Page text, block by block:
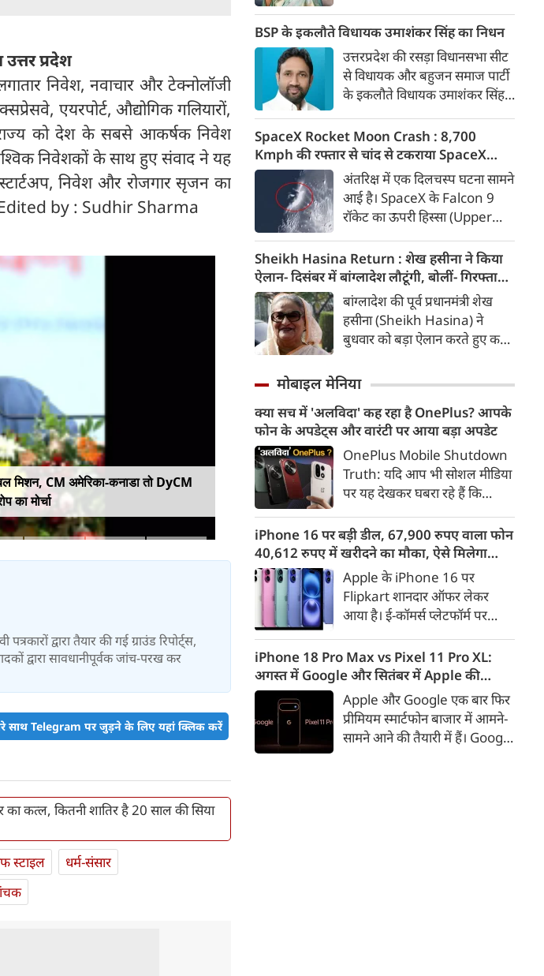
प्रदेश
निवेश, नवाचार और टेक्नोलॉजी
एयरपोर्ट, औद्योगिक गलियारों,
को देश के सबसे आकर्षक निवेश
निवेशकों के साथ हुए संवाद ने यह
निवेश और रोजगार सृजन का
Edited by : Sudhir Sharma
मिशन, CM अमेरिका-कनाडा तो DyCM
का मोर्चा
द्वारा तैयार की गई ग्राउंड रिपोर्ट्स,
द्वारा सावधानीपूर्वक जांच-परख कर
साथ Telegram पर जुड़ने के लिए यहां क्लिक करें
कत्‍ल, कितनी शातिर है 20 साल की सिया
स्‍टाइल
धर्म-संसार
फाल्कन 9। बांग्लादेश लौटेंगी शेख
हसीना। मध्य प्रदेश में महंगा हुआ बस
का सफर। अमेरिकी राष्‍ट्रपति डोनाल्ड
ट्रंप के हेलीकॉप्टर संचालन में चूक हो
गई। 6 अगस्त की बड़ी खबरें :
BSP के इकलौते विधायक उमाशंकर सिंह का निधन
उत्तरप्रदेश की रसड़ा विधानसभा सीट
से विधायक और बहुजन समाज पार्टी
के इकलौते विधायक उमाशंकर सिंह
की रसड़ा विधानसभा सीट से विधायक
थे। उमाशंकर सिंह पिछले कुछ समय
से गंभीर बीमारी से पीड़ित थे।
SpaceX Rocket Moon Crash : 8,700
Kmph की रफ्तार से चांद से टकराया SpaceX
रॉकेट का हिस्सा, वैज्ञानिकों ने टेलीस्कोप से रखी
नजर, देखें Video
अंतरिक्ष में एक दिलचस्प घटना सामने
आई है। SpaceX के Falcon 9
रॉकेट का ऊपरी हिस्सा (Upper
है। वैज्ञानिकों के अनुमान के मुताबिक,
यह टक्कर करीब 8,700 किलोमीटर
प्रति घंटे की रफ्तार से हुई।
Sheikh Hasina Return : शेख हसीना ने किया
ऐलान- दिसंबर में बांग्लादेश लौटूंगी, बोलीं- गिरफ्तारी
या मौत का भी डर नहीं, भारत ने कार्यक्रम से क्यों
बनाई दूरी
बांग्लादेश की पूर्व प्रधानमंत्री शेख
हसीना (Sheikh Hasina) ने
बुधवार को बड़ा ऐलान करते हुए कहा
लौटना चाहती हैं। नई दिल्ली से अपने
हसीना ने कहा कि उन्हें पता है कि
वापसी पर गिरफ्तारी, जेल या जान
को खतरा हो सकता है, लेकिन वह इन
आशंकाओं के कारण अपने लोगों से
दूर नहीं रह सकतीं।
मोबाइल मेनिया
क्या सच में 'अलविदा' कह रहा है OnePlus? आपके
फोन के अपडेट्स और वारंटी पर आया बड़ा अपडेट
OnePlus Mobile Shutdown
Truth: यदि आप भी सोशल मीडिया
पर यह देखकर घबरा रहे हैं कि
तो थोड़ा ठहरिए! टेक वर्ल्ड में किसी
समय 'फ्लैगशिप किलर' के नाम से
मशहूर इस ब्रांड को लेकर इंटरनेट पर
लगातार कयासबाजी का दौर जारी है।
iPhone 16 पर बड़ी डील, 67,900 रुपए वाला फोन
40,612 रुपए में खरीदने का मौका, ऐसे मिलेगा
डिस्काउंट
Apple के iPhone 16 पर
Flipkart शानदार ऑफर लेकर
आया है। ई-कॉमर्स प्लेटफॉर्म पर
कीमत सीधे डिस्काउंट के बाद
67,900 रुपए हो गई है। वहीं, अगर
ग्राहक एक्सचेंज ऑफर और चुनिंदा
बैंक कार्ड के डिस्काउंट का फायदा
उठाते हैं, तो इस फोन को प्रभावी तौर
पर सिर्फ 40,612 रुप में खरीदा जा
iPhone 18 Pro Max vs Pixel 11 Pro XL:
अगस्त में Google और सितंबर में Apple की
टक्कर, जानें कौन होगा सबसे दमदार?
Apple और Google एक बार फिर
प्रीमियम स्मार्टफोन बाजार में आमने-
सामने आने की तैयारी में हैं। Google